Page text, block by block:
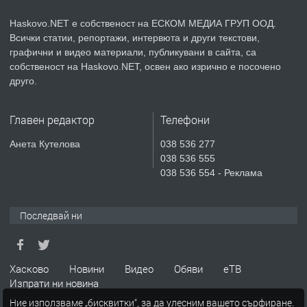
ПРЕДЛАГА
Продавам парцел в гр. Хасково кв.
Хисаря до ток, вода,канализация,
асфалт 0889 537 426
ПРЕДЛАГА СГЛОБЯВАНЕ НА МЕБЕЛИ.
ПРЕДЛАГА
Haskovo.NET е собственост на ЕСКОМ МЕДИА ГРУП ООД.
Всички статии, репортажи, интервюта и други текстови,
графични и видео материали, публикувани в сайта, са
собственост на Haskovo.NET, освен ако изрично е посочено
друго.
Главен редактор
Анета Кутелова
Телефони
038 536 277
038 536 555
038 536 554 - Реклама
Последвай ни
Хасково Новини Видео Обяви
еТВ
Изпрати ни новина
Ние използваме „бисквитки“, за да улесним вашето сърфиране.